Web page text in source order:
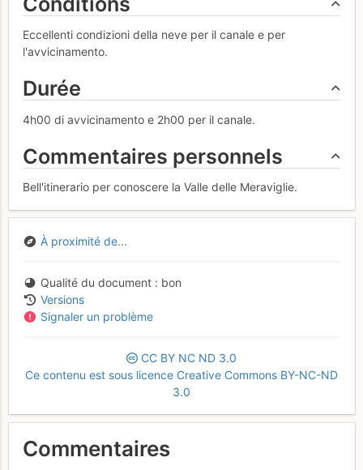
Eccellenti condizioni della neve per il canale e per
l'avvicinamento.
Durée
4h00 di avvicinamento e 2h00 per il canale.
Commentaires personnels
Bell'itinerario per conoscere la Valle delle Meraviglie.
À proximité de...
Qualité du document
bon
Versions
Signaler un problème
CC BY NC ND 3.0
Ce contenu est sous licence Creative Commons BY-NC-ND
3.0
Commentaires